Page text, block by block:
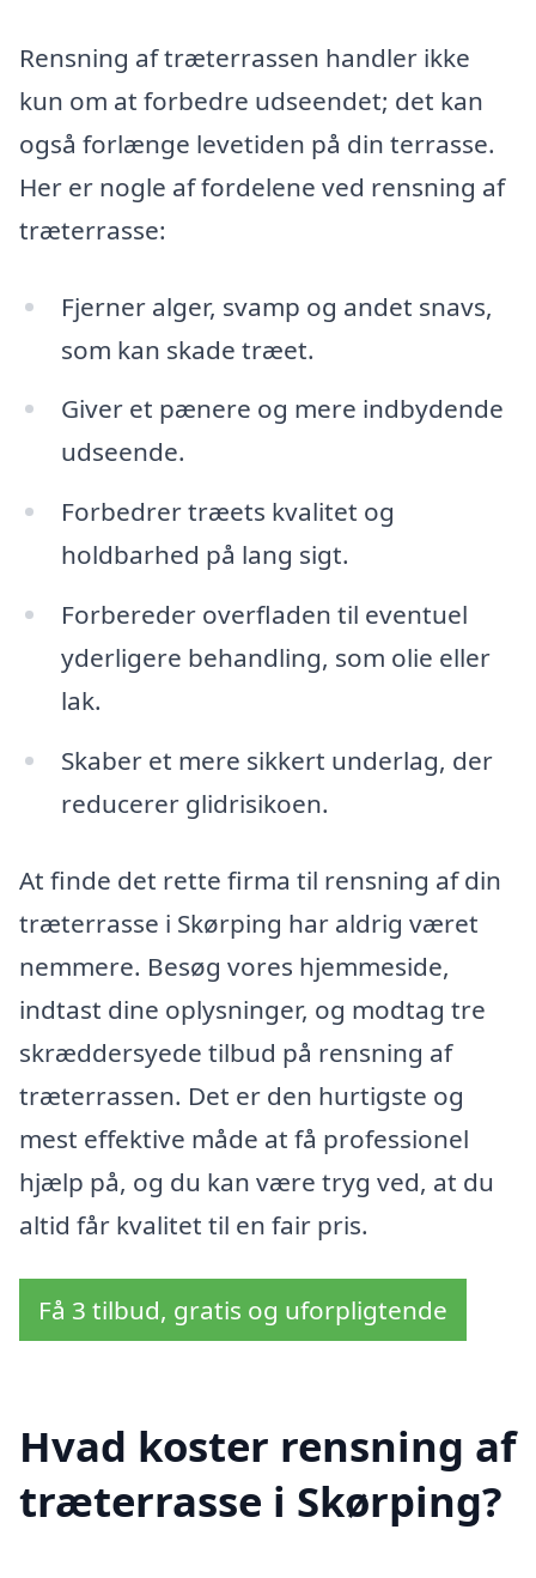
Rensning af træterrassen handler ikke
kun om at forbedre udseendet; det kan
også forlænge levetiden på din terrasse.
Her er nogle af fordelene ved rensning af
træterrasse:
Fjerner alger, svamp og andet snavs,
som kan skade træet.
Giver et pænere og mere indbydende
udseende.
Forbedrer træets kvalitet og
holdbarhed på lang sigt.
Forbereder overfladen til eventuel
yderligere behandling, som olie eller
lak.
Skaber et mere sikkert underlag, der
reducerer glidrisikoen.
At finde det rette firma til rensning af din
træterrasse i Skørping har aldrig været
nemmere. Besøg vores hjemmeside,
indtast dine oplysninger, og modtag tre
skræddersyede tilbud på rensning af
træterrassen. Det er den hurtigste og
mest effektive måde at få professionel
hjælp på, og du kan være tryg ved, at du
altid får kvalitet til en fair pris.
Få 3 tilbud, gratis og uforpligtende
Hvad koster rensning af
træterrasse i Skørping?